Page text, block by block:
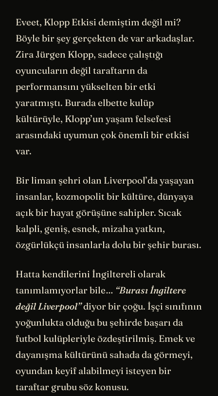
Eveet, Klopp Etkisi demiştim değil mi?
Böyle bir şey gerçekten de var arkadaşlar.
Zira Jürgen Klopp, sadece çalıştığı
oyuncuların değil taraftarın da
performansını yükselten bir etki
yaratmıştı. Burada elbette kulüp
kültürüyle, Klopp’un yaşam felsefesi
arasındaki uyumun çok önemli bir etkisi
var.
Bir liman şehri olan Liverpool’da yaşayan
insanlar, kozmopolit bir kültüre, dünyaya
açık bir hayat görüşüne sahipler. Sıcak
kalpli, geniş, esnek, mizaha yatkın,
özgürlükçü insanlarla dolu bir şehir burası.
Hatta kendilerini İngiltereli olarak
tanımlamıyorlar bile… “Burası İngiltere
değil Liverpool”diyor bir çoğu. İşçi sınıfının
yoğunlukta olduğu bu şehirde başarı da
futbol kulüpleriyle özdeştirilmiş. Emek ve
dayanışma kültürünü sahada da görmeyi,
oyundan keyif alabilmeyi isteyen bir
taraftar grubu söz konusu.